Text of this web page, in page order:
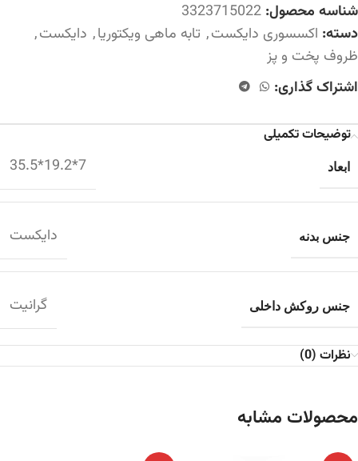
شناسه محصول: 3323715022
دسته: اکسسوری دایکست, تابه ماهی ویکتوریا, دایکست,
ظروف پخت و پز
اشتراک گذاری:
توضیحات تکمیلی
ابعاد 7*19.2*35.5
جنس بدنه دایکست
جنس روکش داخلی گرانیت
نظرات (0)
محصولات مشابه